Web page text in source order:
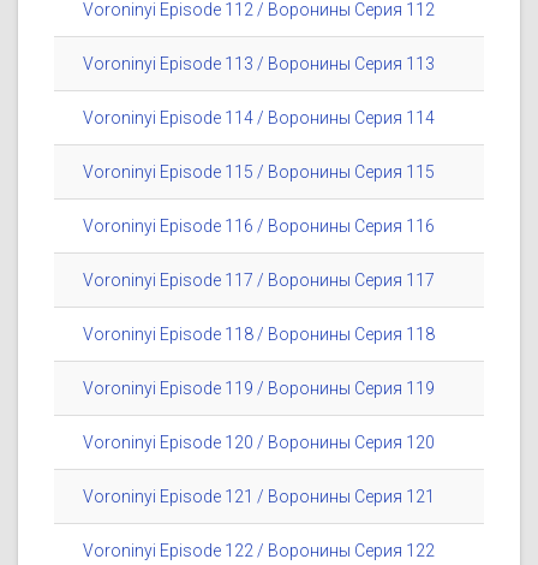
Voroninyi Episode 112 / Воронины Серия 112
Voroninyi Episode 113 / Воронины Серия 113
Voroninyi Episode 114 / Воронины Серия 114
Voroninyi Episode 115 / Воронины Серия 115
Voroninyi Episode 116 / Воронины Серия 116
Voroninyi Episode 117 / Воронины Серия 117
Voroninyi Episode 118 / Воронины Серия 118
Voroninyi Episode 119 / Воронины Серия 119
Voroninyi Episode 120 / Воронины Серия 120
Voroninyi Episode 121 / Воронины Серия 121
Voroninyi Episode 122 / Воронины Серия 122